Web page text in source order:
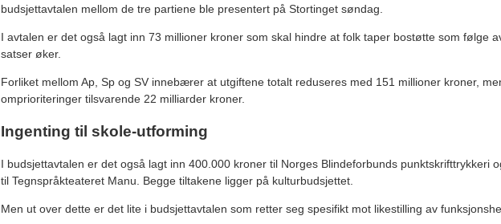
budsjettavtalen mellom de tre partiene ble presentert på Stortinget søndag.
I avtalen er det også lagt inn 73 millioner kroner som skal hindre at folk taper bostøtte som følge
satser øker.
Forliket mellom Ap, Sp og SV innebærer at utgiftene totalt reduseres med 151 millioner kroner,
omprioriteringer tilsvarende 22 milliarder kroner.
Ingenting til skole-utforming
I budsjettavtalen er det også lagt inn 400.000 kroner til Norges Blindeforbunds punktskrifttrykkeri
til Tegnspråkteateret Manu. Begge tiltakene ligger på kulturbudsjettet.
Men ut over dette er det lite i budsjettavtalen som retter seg spesifikt mot likestilling av